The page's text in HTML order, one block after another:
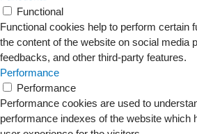
Functional
Functional cookies help to perform certain
the content of the website on social media
feedbacks, and other third-party features.
Performance
Performance
Performance cookies are used to
performance indexes of the website which